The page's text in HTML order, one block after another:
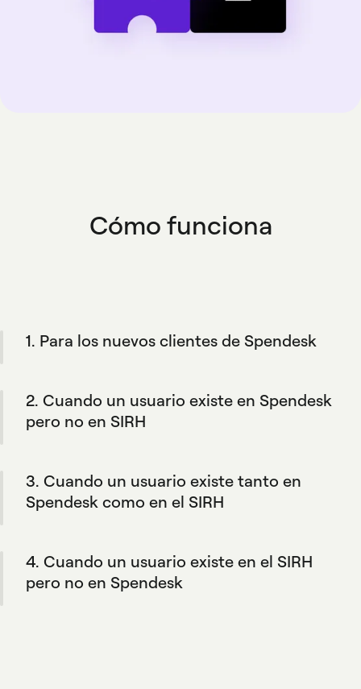
Cómo funciona
1. Para los nuevos clientes de Spendesk
los perfiles de Spendesk de su equipo para
que coincidan con su SIRH y sus reglas
2. Cuando un usuario existe en Spendesk
pero no en SIRH
información, manteniendo la flexibilidad de
añadir miembros manualmente si lo necesitas.
3. Cuando un usuario existe tanto en
Spendesk como en el SIRH
cambios se reflejan en Spendesk.
4. Cuando un usuario existe en el SIRH
pero no en Spendesk